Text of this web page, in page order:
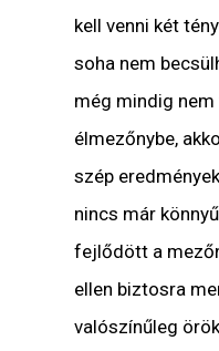
kell venni két
soha nem
még mindig
élmezőnybe,
szép
nincs már
fejlődött a
ellen biztosra
valószínűleg